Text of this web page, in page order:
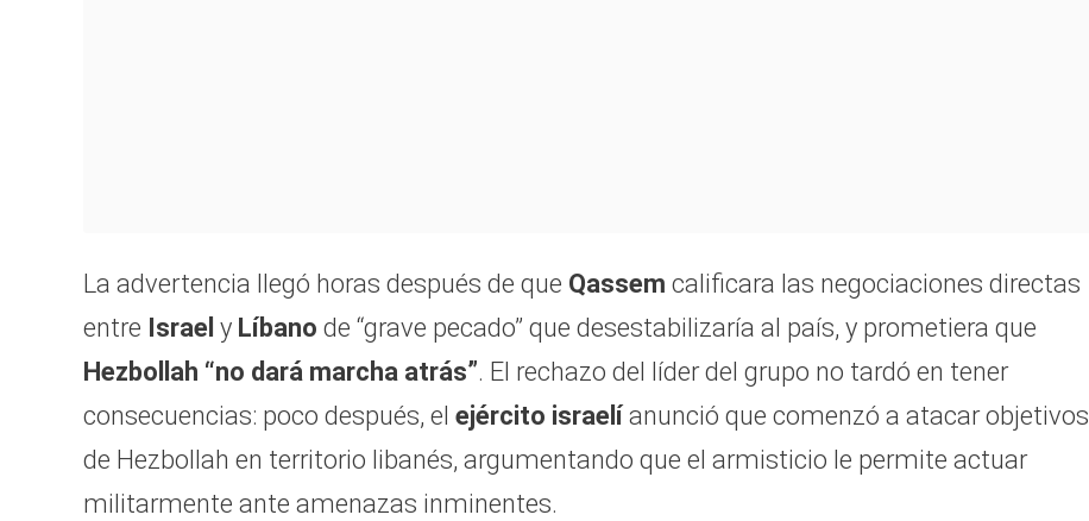
La advertencia llegó horas después de que Qassem calificara las negociaciones directas
entre Israel y Líbano de “grave pecado” que desestabilizaría al país, y prometiera que
Hezbollah “no dará marcha atrás”. El rechazo del líder del grupo no tardó en tener
consecuencias: poco después, el ejército israelí anunció que comenzó a atacar objetivos
de Hezbollah en territorio libanés, argumentando que el armisticio le permite actuar
militarmente ante amenazas inminentes.